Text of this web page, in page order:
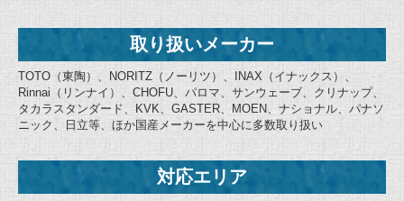
取り扱いメーカー
TOTO（東陶）、NORITZ（ノーリツ）、INAX（イナックス）、
Rinnai（リンナイ）、CHOFU、パロマ、サンウェーブ、クリナップ、
タカラスタンダード、KVK、GASTER、MOEN、ナショナル、パナソ
ニック、日立等、ほか国産メーカーを中心に多数取り扱い
対応エリア